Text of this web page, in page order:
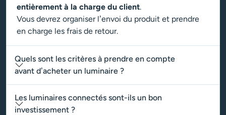
entièrement à la charge du client.
Vous devrez organiser l’envoi du produit et prendre
en charge les frais de retour.
Quels sont les critères à prendre en compte
avant d’acheter un luminaire ?
Les luminaires connectés sont-ils un bon
investissement ?